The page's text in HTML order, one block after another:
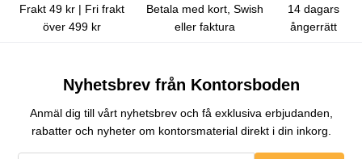
Frakt 49 kr | Fri frakt
över 499 kr
Betala med kort, Swish
eller faktura
14 dagars
ångerrätt
Nyhetsbrev från Kontorsboden
Anmäl dig till vårt nyhetsbrev och få exklusiva erbjudanden,
rabatter och nyheter om kontorsmaterial direkt i din inkorg.